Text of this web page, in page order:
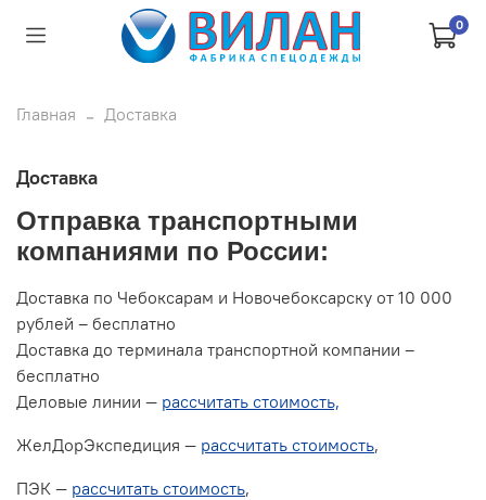
0
Главная Доставка
Доставка
Отправка транспортными
компаниями по России:
Доставка по Чебоксарам и Новочебоксарску от 10 000
рублей – бесплатно
Доставка до терминала транспортной компании –
бесплатно
Деловые линии — рассчитать стоимость,
ЖелДорЭкспедиция — рассчитать стоимость,
ПЭК — рассчитать стоимость,